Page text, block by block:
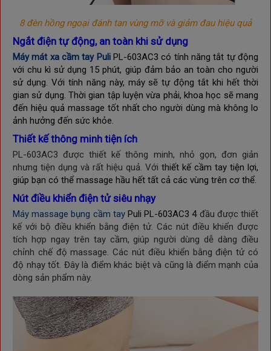
8 đèn hồng ngoại đánh tan vùng mỡ và giảm đau hiệu quả
Ngắt điện tự động, an toàn khi sử dụng
Máy mát xa cầm tay PuliPL-603AC3 có tính năng tắt tự động
với chu kì sử dụng 15 phút, giúp đảm bảo an toàn cho người
sử dụng. Với tính năng này, máy sẽ tự động tắt khi hết thời
gian sử dụng. Thời gian tập luyện vừa phải, khoa học sẽ mang
đến hiệu quả massage tốt nhất cho người dùng mà không lo
ảnh hưởng đến sức khỏe.
Thiết kế thông minh tiện ích
PL-603AC3 được thiết kế thông minh, nhỏ gọn, đơn giản
nhưng tiện dụng và rất hiệu quả. Với thiết kế cầm tay tiện lợi,
giúp bạn có thể massage hầu hết tất cả các vùng trên cơ thể.
Nút điều khiển điện tử siêu nhạy
Máy massage bụng cầm tayPuli PL-603AC3 4 đầu được thiết
kế với bộ điều khiển bằng điện tử. Các nút điều khiển được
tích hợp ngay trên tay cầm, giúp người dùng dễ dàng điều
chỉnh chế độ massage. Các nút điều khiển bằng điện tử có
độ nhạy tốt. Đây là điểm khác biệt và cũng là điểm mạnh của
dòng sản phẩm này.